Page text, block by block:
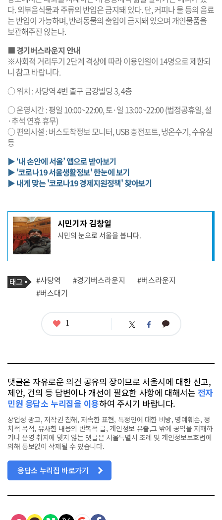
다. 외부음식물과 주류의 반입은 금지돼 있다. 단, 커피나 물 등의 음료
는 반입이 가능하며, 반려동물의 출입이 금지돼 있으며 개인물품을
보관해주진 않는다.
■ 경기버스라운지 안내
※사회적 거리두기 2단계 격상에 따라 이용인원이 14명으로 제한되
니 참고 바랍니다.
○ 위치 : 사당역 4번 출구 금강빌딩 3, 4층
○ 운영시간 : 평일 10:00~22:00, 토·일 13:00~22:00 (법정공휴일, 설
·추석 연휴 휴무)
○ 편의시설 : 버스도착정보 모니터, USB 충전포트, 냉온수기, 수유실
등
▶ ‘내 손안에 서울’ 앱으로 받아보기
▶ '코로나19 서울생활정보' 한눈에 보기
▶ 내게 맞는 '코로나19 경제지원정책' 찾아보기
기
사
작
성
자
프
필
시민기자 김창일
시민의 눈으로 서울을 봅니다.
기
사
관
련
태
그
#사당역 #경기버스라운지
#버스라운지
#버스대기
좋1 트 페 카
댓글은 자유로운 의견 공유의 장이므로 서울시에 대한 신고,
제안, 건의 등 답변이나 개선이 필요한 사항에 대해서는 전자
민원 응답소 누리집을 이용하여 주시기 바랍니다.
상업성 광고, 저작권 침해, 저속한 표현, 특정인에 대한 비방, 명예훼손, 정
치적 목적, 유사한 내용의 반복적 글, 개인정보 유출,그 밖에 공익을 저해하
거나 운영 취지에 맞지 않는 댓글은 서울특별시 조례 및 개인정보보호법에
의해 통보없이 삭제될 수 있습니다.
응답소 누리집 바로가기